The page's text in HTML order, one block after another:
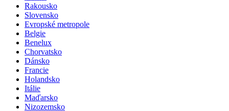
Rakousko
Slovensko
Evropské metropole
Belgie
Benelux
Chorvatsko
Dánsko
Francie
Holandsko
Itálie
Maďarsko
Nizozemsko